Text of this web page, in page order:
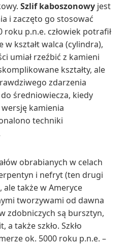
Szlif kaboszonowy jest
i zaczęto go stosować
roku p.n.e. człowiek potrafił
w kształt walca (cylindra),
umiał rzeźbić z kamieni
kształty, ale
zdarzenia
średniowiecza, kiedy
kamienia
techniki
obrabianych w celach
i nefryt (ten drugi
ale także w Ameryce
tworzywami od dawna
zdobniczych są bursztyn,
także szkło. Szkło
ok. 5000 roku p.n.e. –